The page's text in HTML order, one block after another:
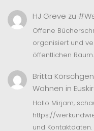
HJ Greve zu
Offene
organisiert und
öffentlichen
Britta Körschgen
Wohnen in
Hallo Mirjam,
https://
und Kontaktdaten.